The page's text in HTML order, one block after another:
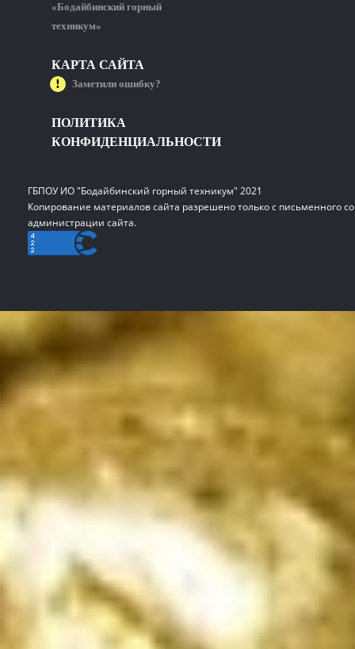
«Бодайбинский горный
техникум»
КАРТА САЙТА
Заметили ошибку?
ПОЛИТИКА
КОНФИДЕНЦИАЛЬНОСТИ
ГБПОУ ИО "Бодайбинский горный техникум" 2021
Копирование материалов сайта разрешено только с письменного
администрации сайта.